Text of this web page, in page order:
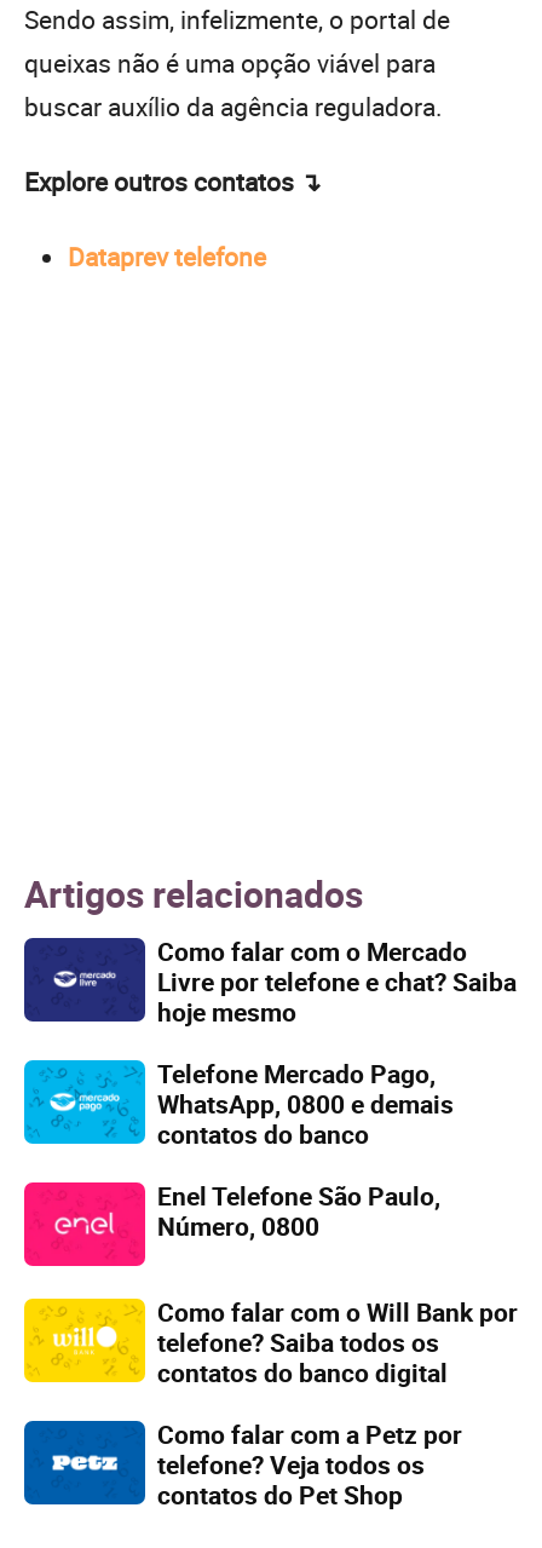
Sendo assim, infelizmente, o portal de
queixas não é uma opção viável para
buscar auxílio da agência reguladora.
Explore outros contatos ↴
Dataprev telefone
Artigos relacionados
Como falar com o Mercado
Livre por telefone e chat? Saiba
hoje mesmo
Telefone Mercado Pago,
WhatsApp, 0800 e demais
contatos do banco
Enel Telefone São Paulo,
Número, 0800
Como falar com o Will Bank por
telefone? Saiba todos os
contatos do banco digital
Como falar com a Petz por
telefone? Veja todos os
contatos do Pet Shop